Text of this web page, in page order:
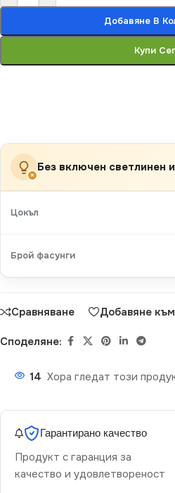
Добавяне В
Купи
×
Без включен светлинен
Цокъл
Брой фасунги
Сравняване Добавяне
Споделяне:
14 Хора гледат този
Гарантирано качество
Продукт с гаранция за
качество и удовлетвореност